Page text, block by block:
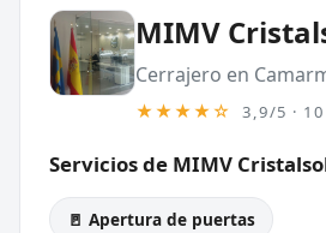
MIMV
Cerrajero en
★★★★☆ 3,9/5 ·
Servicios de MIMV
🚪 Apertura de puertas